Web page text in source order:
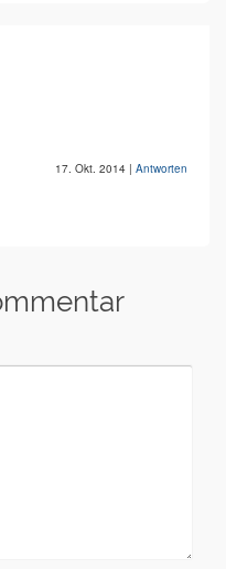
17. Okt. 2014 | Antworten